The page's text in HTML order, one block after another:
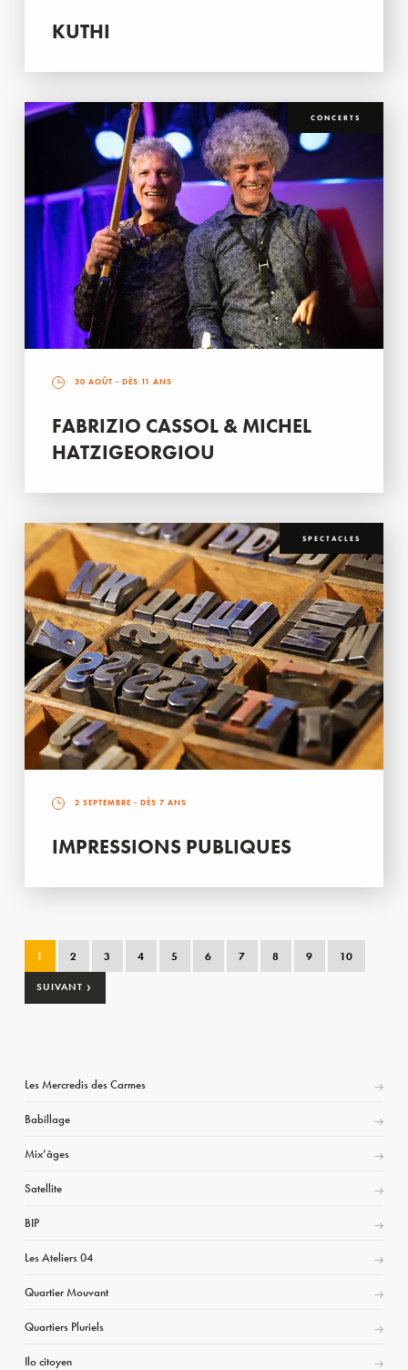
KUTHI
CONCERTS
30 AOÛT - DÈS 11 ANS
FABRIZIO CASSOL & MICHEL
HATZIGEORGIOU
SPECTACLES
2 SEPTEMBRE - DÈS 7 ANS
IMPRESSIONS PUBLIQUES
1 2 3 4 5 6 7 8 9 10
SUIVANT ›
Les Mercredis des Carmes
Babillage
Mix’âges
Satellite
BIP
Les Ateliers 04
Quartier Mouvant
Quartiers Pluriels
Ilo citoyen